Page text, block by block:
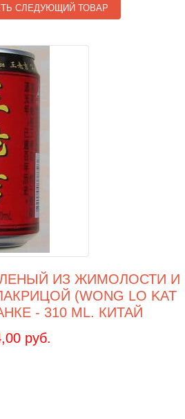
СЛЕДУЮЩИЙ ТОВАР
ИЗ ЖИМОЛОСТИ И
(WONG LO KAT
- 310 ML. КИТАЙ
руб.